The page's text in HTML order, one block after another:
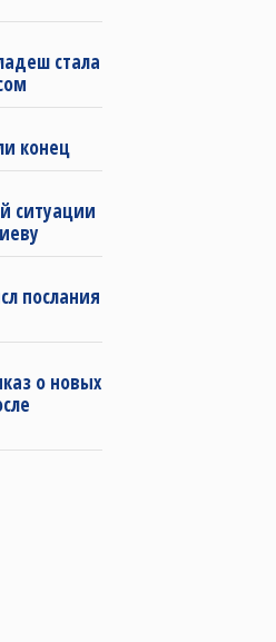
стала
конец
ситуации
послания
о новых